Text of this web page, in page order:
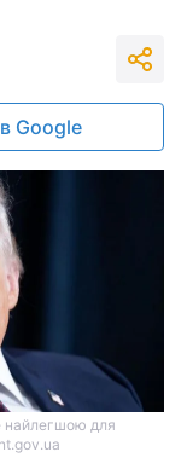
Google
найлегшою для